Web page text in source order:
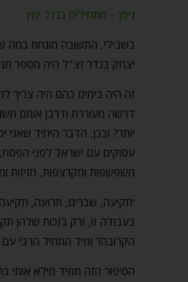
ניסן – מתחילים ברגל ימין
בשבילי, התשובה מונחת במה
יצחק בנדר זצ"ל היה מספר
זה היה בימים בהם היה צריך
דרשה מעוררת ודרבן אותם
יותר? ובכן, הדבר היחיד שאני
עסוקים עם ישראל לפני
משפשפות ומקרצפות, מזיזות
'תקיעה, שברים, תרועה,
בעבודה זו, ורק בזכות שלהן
הקרובה!' ומיד התחיל הרבי
הסיפור הזה תמיד מילא אותי